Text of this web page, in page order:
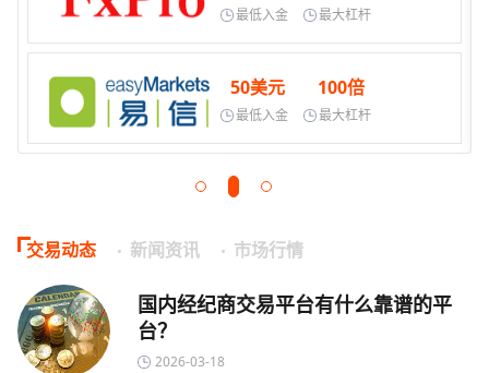
最低入金 最大杠杆
50美元
最低入金
100倍
最大杠杆
交易动态 新闻资讯 市场行情
国内经纪商交易平台有什么靠谱的平
台？
2026-03-18